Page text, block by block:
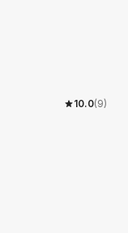
10.0(9)